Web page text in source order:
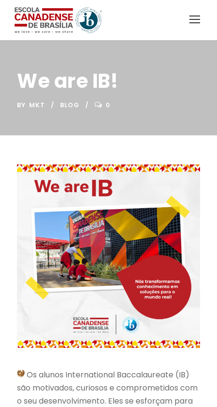
We are IB!
BY MKT BLOG 0
Os alunos International Baccalaureate (IB)
são motivados, curiosos e comprometidos com
o seu desenvolvimento. Eles se esforçam para